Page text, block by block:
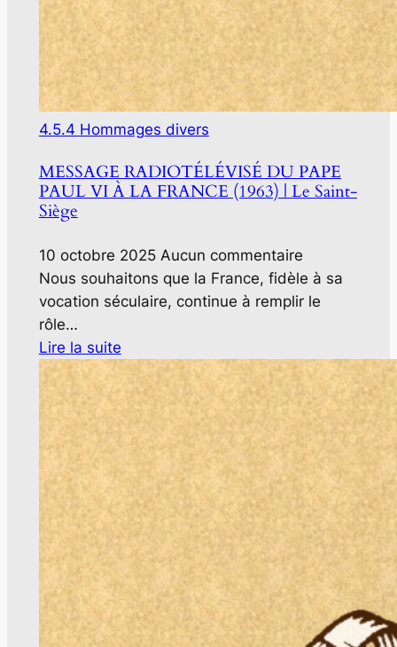
4.5.4 Hommages divers
MESSAGE RADIOTÉLÉVISÉ DU PAPE
PAUL VI À LA FRANCE (1963) | Le Saint-
Siège
10 octobre 2025 Aucun commentaire
Nous souhaitons que la France, fidèle à sa
vocation séculaire, continue à remplir le
rôle…
Lire la suite